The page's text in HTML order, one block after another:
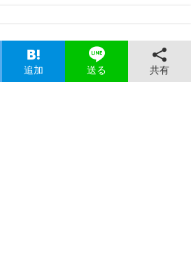
追加 送る 共有